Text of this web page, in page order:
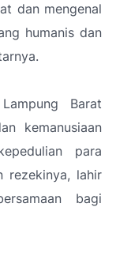
dan mengenal
humanis dan
Barat
kemanusiaan
para
rezekinya, lahir
bagi